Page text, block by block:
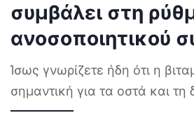
συμβάλει στη
ανοσοποιητικού
Ίσως γνωρίζετε ήδη ότι η
σημαντική για τα οστά και τη